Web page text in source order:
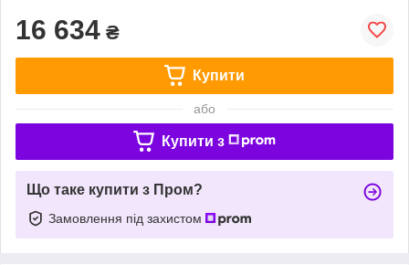
16 634 ₴
Купити
або
Купити з
Що таке купити з Пром?
Замовлення під захистом